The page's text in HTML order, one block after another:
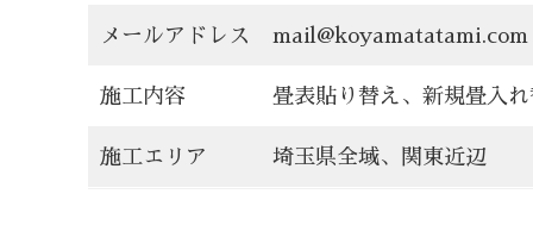
メールアドレス mail@koyamatatami.com
施工内容 畳表貼り替え、新規畳入
施工エリア 埼玉県全域、関東近辺